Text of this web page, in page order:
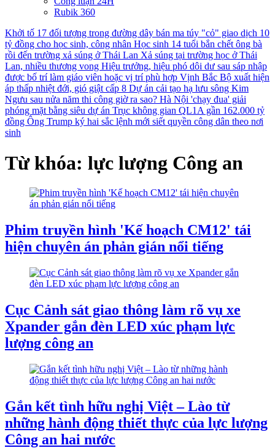
Rubik 360
Khởi tố 17 đối tượng trong đường dây bán ma túy "cỏ" giao dịch 10
tỷ đồng cho học sinh, công nhân Học sinh 14 tuổi bắn chết ông bà
rồi đến trường xả súng ở Thái Lan Xả súng tại trường học ở Thái
Lan, nhiều thương vong Hiệu trưởng, hiệu phó dôi dư sau sáp nhập
được bố trí làm giáo viên hoặc vị trí phù hợp Vịnh Bắc Bộ xuất hiện
áp thấp nhiệt đới, gió giật cấp 8 Dự án cải tạo hạ lưu sông Kim
Ngưu sau nửa năm thi công giờ ra sao? Hà Nội 'chạy đua' giải
phóng mặt bằng siêu dự án Trục không gian QL1A gần 162.000 tỷ
đồng Ông Trump ký hai sắc lệnh mới siết quyền công dân theo nơi
sinh
Từ khóa: lực lượng Công an
Phim truyền hình 'Kế hoạch CM12' tái
hiện chuyên án phản gián nổi tiếng
Cục Cảnh sát giao thông làm rõ vụ xe
Xpander gắn đèn LED xúc phạm lực
lượng công an
Gắn kết tình hữu nghị Việt – Lào từ
những hành động thiết thực của lực lượng
Công an hai nước